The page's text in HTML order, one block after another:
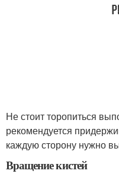
Не стоит торопиться
рекомендуется
каждую сторону нужно
Вращение кистей